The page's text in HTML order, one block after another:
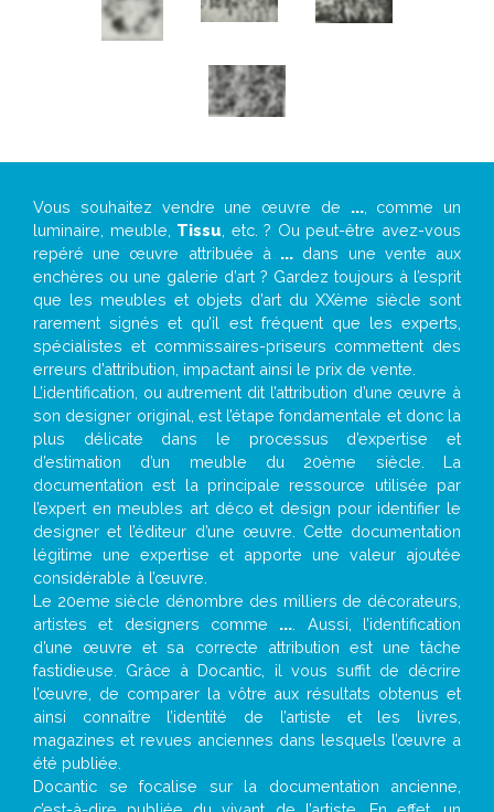
Vous souhaitez vendre une œuvre de ..., comme un
luminaire, meuble, Tissu , etc. ? Ou peut-être avez-vous
repéré une œuvre attribuée à ... dans une vente aux
enchères ou une galerie d’art ? Gardez toujours à l’esprit
que les meubles et objets d’art du XXème siècle sont
rarement signés et qu’il est fréquent que les experts,
spécialistes et commissaires-priseurs commettent des
erreurs d’attribution, impactant ainsi le prix de vente.
L’identification, ou autrement dit l’attribution d’une œuvre à
son designer original, est l’étape fondamentale et donc la
plus délicate dans le processus d’expertise et
d’estimation d’un meuble du 20ème siècle. La
documentation est la principale ressource utilisée par
l’expert en meubles art déco et design pour identifier le
designer et l’éditeur d’une œuvre. Cette documentation
légitime une expertise et apporte une valeur ajoutée
considérable à l’œuvre.
Le 20eme siècle dénombre des milliers de décorateurs,
artistes et designers comme ... . Aussi, l’identification
d’une œuvre et sa correcte attribution est une tâche
fastidieuse. Grâce à Docantic, il vous suffit de décrire
l’œuvre, de comparer la vôtre aux résultats obtenus et
ainsi connaître l’identité de l’artiste et les livres,
magazines et revues anciennes dans lesquels l’œuvre a
été publiée.
Docantic se focalise sur la documentation ancienne,